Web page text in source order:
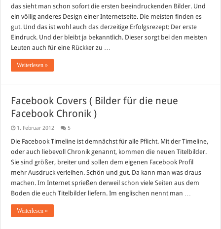
das sieht man schon sofort die ersten beeindruckenden Bilder. Und
ein völlig anderes Design einer Internetseite. Die meisten finden es
gut. Und das ist wohl auch das derzeitige Erfolgsrezept: Der erste
Eindruck. Und der bleibt ja bekanntlich. Dieser sorgt bei den meisten
Leuten auch für eine Rückker zu …
Weiterlesen »
Facebook Covers ( Bilder für die neue
Facebook Chronik )
1. Februar 2012 5
Die Facebook Timeline ist demnächst für alle Pflicht. Mit der Timeline,
oder auch liebevoll Chronik genannt, kommen die neuen Titelbilder.
Sie sind größer, breiter und sollen dem eigenen Facebook Profil
mehr Ausdruck verleihen. Schön und gut. Da kann man was draus
machen. Im Internet sprießen derweil schon viele Seiten aus dem
Boden die euch Titelbilder liefern. Im englischen nennt man …
Weiterlesen »